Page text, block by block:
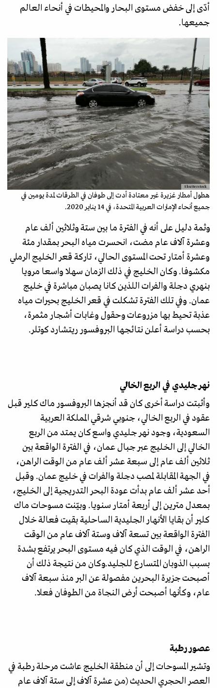
أدّى إلى خفض مستوى البحار والمحيطات في أنحاء العالم
جميعها.
Shutterstock
هطول أمطار غزيرة غير معتادة أدت إلى طوفان في الطرقات لمدة يومين في
جميع أنحاء الإمارات العربية المتحدة، في 14 يناير 2020.
وثمة دليل على أنه في الفترة ما بين ستة وثلاثين ألف عام
وعشرة آلاف عام مضت، انحسرت مياه البحر بمقدار مئة
وعشرة أمتار تحت المستوى الحالي، تاركة قعر الخليج الرملي
مكشوفا. وكان الخليج في ذلك الزمان سهلا واسعا مرويا
بنهري دجلة والفرات اللذين كانا يصبان مباشرة في خليج
عمان. وفي تلك الفترة تشكلت في قعر الخليج بحيرات مياه
عذبة تحيط بها مزروعات وحقول وغابات أشجار مثمرة،
بحسب دراسة أعلن نتائجها البروفسور ريتشارد كوتلر.
نهر جليدي في الربع الخالي
وأثبتت دراسة أخرى كان قد أنجزها البروفسور ماك كلير قبل
عقود في الربع الخالي، جنوبي شرقي المملكة العربية
السعودية، وجود نهر جليدي واسع كان يمتد من الربع
الخالي إلى الخليج عبر جبال عمان، في الفترة الواقعة بين
ثلاثين ألف عام إلى سبعة عشر ألف عام من الوقت الراهن،
في الجهة المقابلة لمصب دجلة والفرات في خليج عمان. وقبل
أحد عشر ألف عام بدأت عودة البحر التدريجية إلى الخليج،
بمعدل مترين إلى أربعة أمتار سنويا. وبيّنت مسوحات ماك
كلير أن بقايا الأنهار الجليدية الساحلية بقيت فعالة خلال
الفترة الواقعة بين تسعة آلاف وستة آلاف عام من الوقت
الراهن، في الوقت الذي كان فيه مستوى البحر يرتفع بشدة
بسبب الذوبان المتسارع للجليد.وكان من نتيجة ذلك أن
أصبحت جزيرة البحرين مفصولة عن البر منذ سبعة آلاف
عام، وكأنها أصبحت أرض النجاة من الطوفان فعلا.
عصور رطبة
وتشير المسوحات إلى أن منطقة الخليج عاشت مرحلة رطبة في
العصر الحجري الحديث (من عشرة آلاف إلى ستة آلاف عام